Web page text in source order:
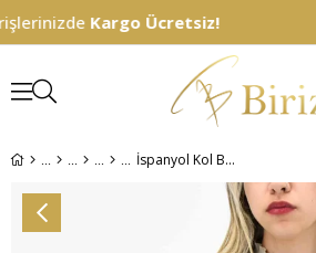
İspanyol Kol Bluz - Taş
Kargo Ücretsiz!